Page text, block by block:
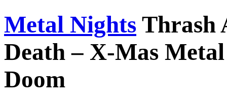
Metal Nights Thrash
Death – X-Mas
Doom